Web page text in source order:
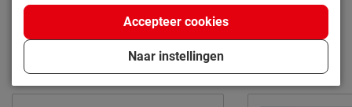
Meer van de serie Luxe
Naar instellingen
Accepteer cookies